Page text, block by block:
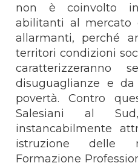
non è coinvolto
abilitanti al mercato
allarmanti, perché
territori condizioni
disuguaglianze e
povertà. Contro
Salesiani al
instancabilmente
istruzione delle
Formazione